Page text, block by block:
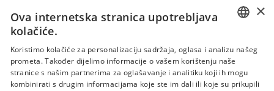
Zavod za biljne znanosti
Zavod za šumarstvo
Zajedničke jedinice za znanstvenu potporu
Stručne službe
Uvjeti korištenja
ENGLISH
×
Ova internetska stranica upotrebljava
kolačiće.
Koristimo kolačiće za personalizaciju sadržaja, oglasa i analizu našeg
prometa. Također dijelimo informacije o vašem korištenju naše
stranice s našim partnerima za oglašavanje i analitiku koji ih mogu
kombinirati s drugim informacijama koje ste im dali ili koje su prikupili